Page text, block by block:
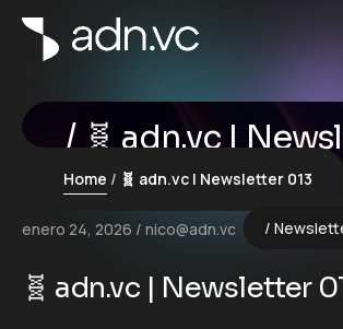
🧬 adn.vc |
013
Home 🧬 adn.vc | Newsletter 013
enero 24, 2026 nico@adn.vc
🧬 adn.vc | Newsletter